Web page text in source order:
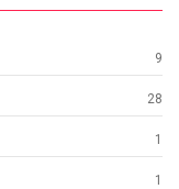
9
28
1
1